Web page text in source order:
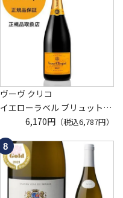
タル ドンペリP2 NPU 2008
VT リカーマウ
ヴーヴ クリコ
イエローラベル ブリュット
750ml 正規品
ヴーヴクリコ ヴーヴ・クリコ
ブーブクリコ
シャンパーニュ シャンパン
お一人様12本まで
プレゼント 記念日
6,170円 （税込6,787円）